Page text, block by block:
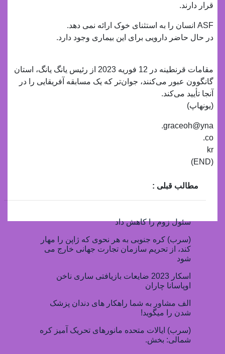
قرار دارند.
ASF انسان را به استثنای خوک ارائه نمی دهد.
در حال حاضر دارویی برای این بیماری وجود دارد.
مقامات قرنطینه در 12 فوریه 2023 از رئیس یانگ یانگ، استان
گانگوون عبور می‌کنند، جوان‌تر که یک مسابقه آفریقایی را در
آنجا تأیید می‌کند.
(یونهاپ)
graceoh@yna.
co.
kr
(END)
مطالب قبلی :
سئول زوم را کاهش داد
(سرب) کره جنوبی به هر نحوی که ژاپن را مهار
کند، از تحریم سازمان تجارت جهانی خارج می
شود
اسکار 2023 ضایعات بازیافتی ساری ناخن
اوپاسانا چاران
الف مشاور به شما راهکار های دندان پزشک
شدن را میگوید!
(سرب) ایالات متحده مانورهای تحریک آمیز کره
شمالی: بخش.